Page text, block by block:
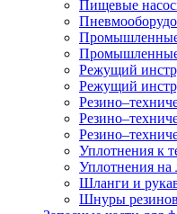
Пищевые
Промышленные
Промышленные
Режущий
Режущий
Уплотнения к
Уплотнения на
Шланги и
Шнуры